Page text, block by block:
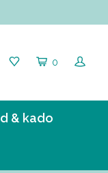
0
& kado